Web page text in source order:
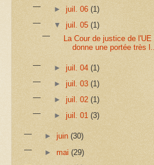
► juil. 06 (1)
▼ juil. 05 (1)
La Cour de justice de l'UE
donne une portée très l...
► juil. 04 (1)
► juil. 03 (1)
► juil. 02 (1)
► juil. 01 (3)
►juin(30)
►mai(29)